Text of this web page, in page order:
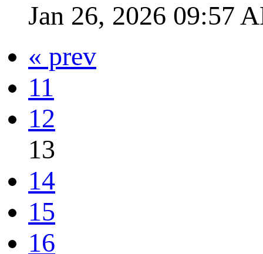
Jan 26, 2026 09:57
« prev
11
12
13
14
15
16